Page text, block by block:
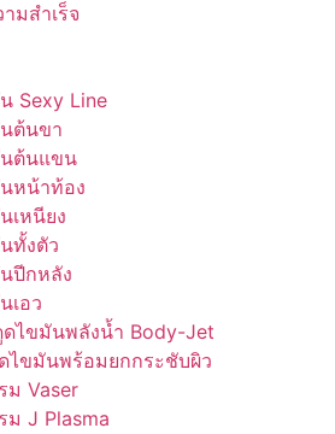
มสำเร็จ
Sexy Line
ต้นขา
ต้นแขน
หน้าท้อง
เหนียง
ทั้งตัว
ปีกหลัง
เอว
ดไขมันพลังน้ำ Body-Jet
ไขมันพร้อมยกกระชับผิว
ม Vaser
ม J Plasma